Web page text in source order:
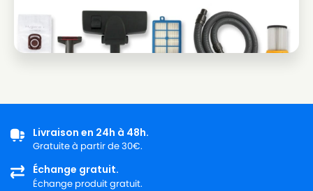
Livraison en 24h à 48h.
Gratuite à partir de 30€.
Échange gratuit.
Échange produit gratuit.